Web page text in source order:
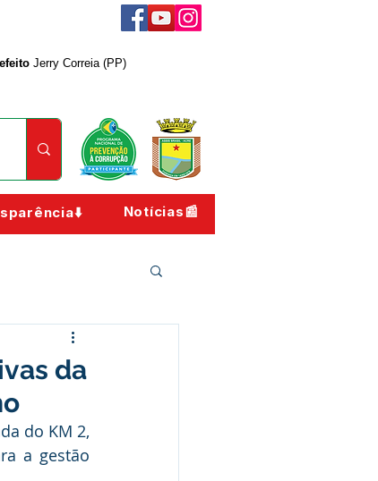
Jerry Correia (PP)
Notícias📰
Nota de Pesar
da
do KM 2,
a gestão